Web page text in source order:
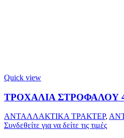
Quick view
ΤΡΟΧΑΛΙΑ ΣΤΡΟΦΑΛΟΥ
ΑΝΤΑΛΛΑΚΤΙΚΑ ΤΡΑΚΤΕΡ,
Συνδεθείτε για να δείτε τις τιμές